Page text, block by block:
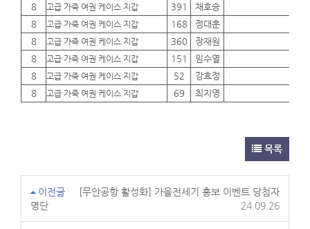
8
고급 가죽 여권 케이스 지갑 391 채호승
8
고급 가죽 여권 케이스 지갑 168 정대훈
8
고급 가죽 여권 케이스 지갑 360 장재원
8
고급 가죽 여권 케이스 지갑 151 임수열
8
고급 가죽 여권 케이스 지갑 52 강효정
8
고급 가죽 여권 케이스 지갑 69 최지영
목록
이전글
[무안공항 활성화] 가을전세기 홍보 이벤트 당첨자
명단
24.09.26